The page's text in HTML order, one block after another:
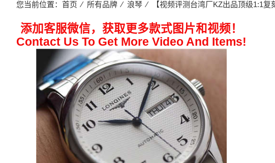
您当前位置： 首页 ⁄ 所有品牌 ⁄ 浪琴 ⁄ 【视频评测台湾厂KZ出品顶级1:1复
添加客服微信，获取更多款式图片和视频！
Contact Us To Get More Video And Items!